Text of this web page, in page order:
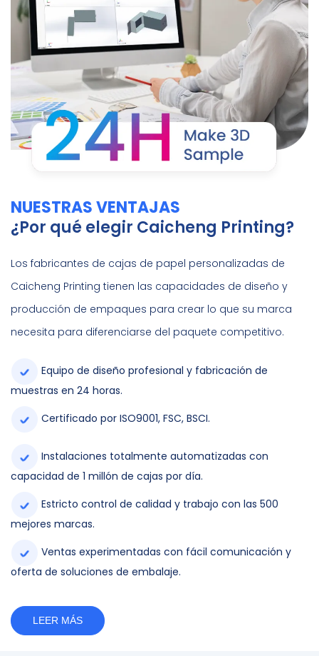
NUESTRAS VENTAJAS
¿Por qué elegir Caicheng Printing?
Los fabricantes de cajas de papel personalizadas de
Caicheng Printing tienen las capacidades de diseño y
producción de empaques para crear lo que su marca
necesita para diferenciarse del paquete competitivo.
Equipo de diseño profesional y fabricación de
muestras en 24 horas.
Certificado por ISO9001, FSC, BSCI.
Instalaciones totalmente automatizadas con
capacidad de 1 millón de cajas por día.
Estricto control de calidad y trabajo con las 500
mejores marcas.
Ventas experimentadas con fácil comunicación y
oferta de soluciones de embalaje.
LEER MÁS